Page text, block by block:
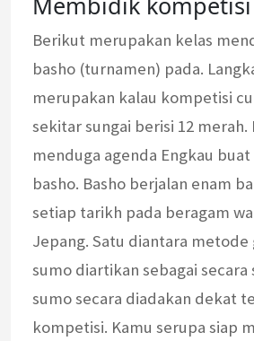
Berikut merupakan kelas
basho (turnamen) pada.
merupakan kalau kompetisi
sekitar sungai berisi 12 merah.
menduga agenda Engkau
basho. Basho berjalan enam
setiap tarikh pada beragam
Jepang. Satu diantara
sumo diartikan sebagai secara
sumo secara diadakan dekat
kompetisi. Kamu serupa siap